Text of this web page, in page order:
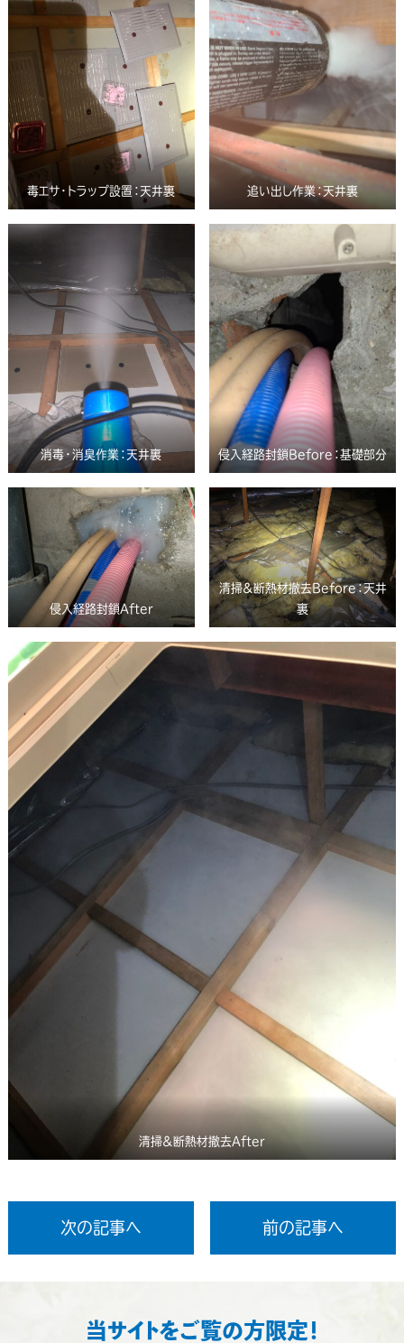
毒エサ・トラップ設置：天井裏 追い出し作業：天井裏
消毒・消臭作業：天井裏 侵入経路封鎖Before：基礎部分
侵入経路封鎖After
清掃＆断熱材撤去Before：天井
裏
清掃＆断熱材撤去After
次の記事へ 前の記事へ
当サイトをご覧の方限定！